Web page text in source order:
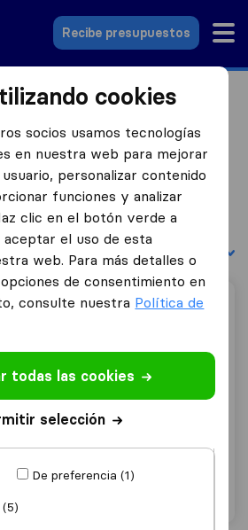
Recibe presupuestos
Majorca
de mudanzas en
encontradas en Majorca
por:
Detalles
cookies
socios usamos tecnologías
en nuestra web para mejorar
personalizar contenido
funciones y analizar
clic en el botón verde a
el uso de esta
web. Para más detalles o
de consentimiento en
consulte nuestra Política de
todas las cookies
selección
De preferencia (1)